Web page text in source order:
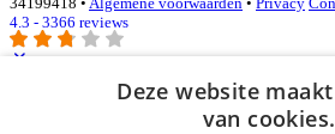
4.3 - 3366 reviews
Inloggen als bedrijf
Deze website
van cookies.